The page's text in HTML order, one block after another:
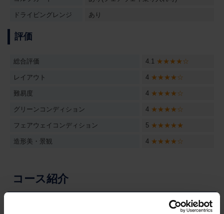
ドライビングレンジ あり
評価
総合評価 4.1 ★★★★☆
レイアウト 4 ★★★★☆
難易度 4 ★★★★☆
グリーンコンディション 4 ★★★★☆
フェアウェイコンディション 5 ★★★★★
造形美・景観 4 ★★★★☆
コース紹介